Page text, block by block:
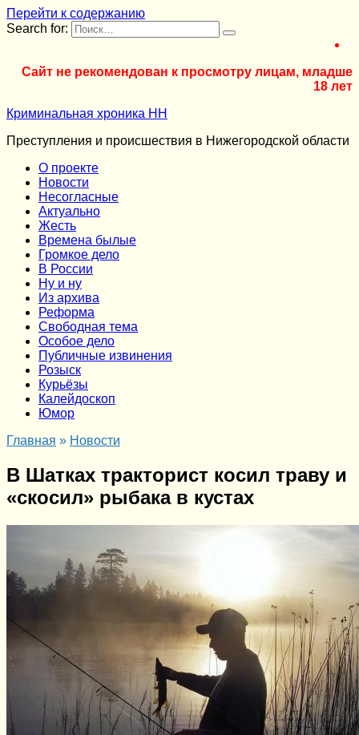
Перейти к содержанию
Search for:
Сайт не рекомендован к просмотру лицам, младше
18 лет
Криминальная хроника НН
Преступления и происшествия в Нижегородской области
О проекте
Новости
Несогласные
Актуально
Жесть
Времена былые
Громкое дело
В России
Ну и ну
Из архива
Реформа
Cвободная тема
Особое дело
Публичные извинения
Розыск
Курьёзы
Калейдоскоп
Юмор
Главная » Новости
В Шатках тракторист косил траву и
«скосил» рыбака в кустах